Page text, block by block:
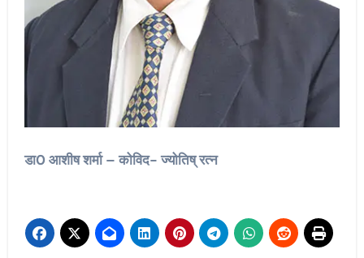
डा0 आशीष शर्मा – कोविद- ज्योतिष् रत्न